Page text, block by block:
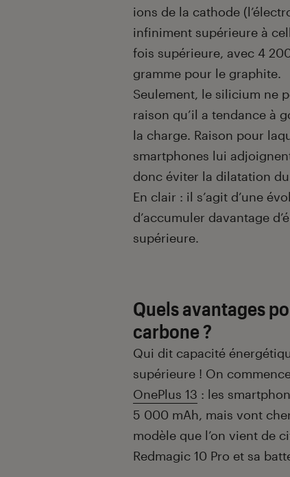
ions de la cathode
infiniment supérieure à
fois supérieure, avec 4
gramme pour le graphite.
Seulement, le silicium ne
raison qu’il a tendance à
la charge. Raison pour
smartphones lui
donc éviter la dilatation
En clair : il s’agit d’une
d’accumuler davantage
supérieure.
Quels avantages
carbone ?
Qui dit capacité
supérieure ! On
OnePlus 13 : les
5 000 mAh, mais vont
modèle que l’on vient de
Redmagic 10 Pro et sa